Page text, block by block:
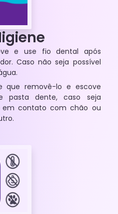
e use fio dental após
Caso não seja possível
que removê-lo e escove
pasta dente, caso seja
em contato com chão ou